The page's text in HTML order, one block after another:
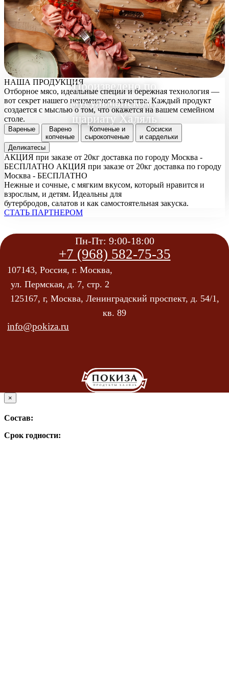
Произведено по
мусульманскому
шариату Халяль
НАША ПРОДУКЦИЯ
Отборное мясо, идеальные специи и бережная технология —
вот секрет нашего неизменного качества. Каждый продукт
создается с мыслью о том, что окажется на вашем семейном
столе.
Вареные
Варено
копченые
Копченые и
сырокопченые
Сосиски
и сардельки
Деликатесы
АКЦИЯ при заказе от 20кг доставка по городу Москва -
БЕСПЛАТНО АКЦИЯ при заказе от 20кг доставка по городу
Москва - БЕСПЛАТНО
Нежные и сочные, с мягким вкусом, который нравится и
взрослым, и детям. Идеальны для
бутербродов, салатов и как самостоятельная закуска.
СТАТЬ ПАРТНЕРОМ
Пн-Пт: 9:00-18:00
+7 (968) 582-75-35
107143, Россия, г. Москва,
ул. Пермская, д. 7, стр. 2
125167, г, Москва, Ленинградский проспект, д. 54/1,
кв. 89
info@pokiza.ru
×
Состав:
Срок годности: